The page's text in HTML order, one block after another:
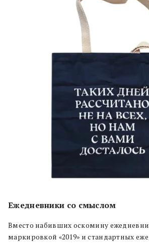
Ежедневники со смыслом
Вместо набивших оскомину
маркировкой «2019» и стандартных